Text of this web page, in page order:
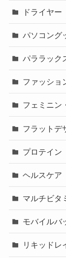
ドライヤー
パソコング
パララック
ファッショ
フェミニン
フラットデ
プロテイン
ヘルスケア
マルチビタ
モバイルバ
リキッドレ